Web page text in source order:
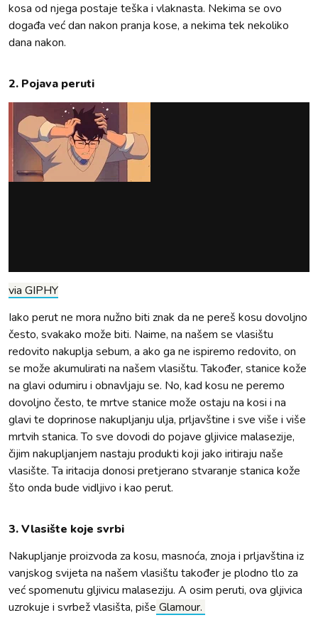
kosa od njega postaje teška i vlaknasta. Nekima se ovo
događa već dan nakon pranja kose, a nekima tek nekoliko
dana nakon.
2. Pojava peruti
via GIPHY
Iako perut ne mora nužno biti znak da ne pereš kosu dovoljno
često, svakako može biti. Naime, na našem se vlasištu
redovito nakuplja sebum, a ako ga ne ispiremo redovito, on
se može akumulirati na našem vlasištu. Također, stanice kože
na glavi odumiru i obnavljaju se. No, kad kosu ne peremo
dovoljno često, te mrtve stanice može ostaju na kosi i na
glavi te doprinose nakupljanju ulja, prljavštine i sve više i više
mrtvih stanica. To sve dovodi do pojave gljivice malasezije,
čijim nakupljanjem nastaju produkti koji jako iritiraju naše
vlasište. Ta iritacija donosi pretjerano stvaranje stanica kože
što onda bude vidljivo i kao perut.
3. Vlasište koje svrbi
Nakupljanje proizvoda za kosu, masnoća, znoja i prljavština iz
vanjskog svijeta na našem vlasištu također je plodno tlo za
već spomenutu gljivicu malaseziju. A osim peruti, ova gljivica
uzrokuje i svrbež vlasišta, piše Glamour.